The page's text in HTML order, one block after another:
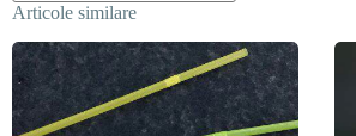
Articole similare